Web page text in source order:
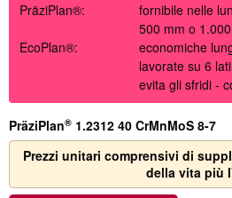
PräziPlan®:
fornibile nelle
500 mm o
EcoPlan®:
economiche
lavorate su 6
evita gli sfridi -
PräziPlan® 1.2312 40 CrMnMoS 8-7
Prezzi unitari comprensivi di
della vita più